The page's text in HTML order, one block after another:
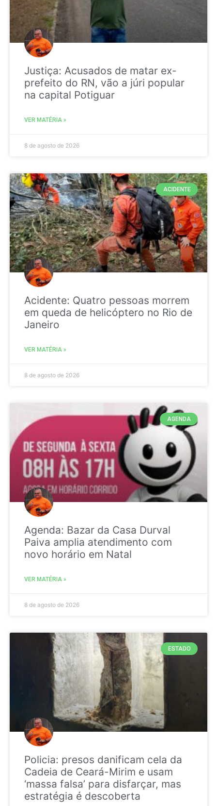
Justiça: Acusados de matar ex-
prefeito do RN, vão a júri popular
na capital Potiguar
VER MATÉRIA »
8 de agosto de 2026
ACIDENTE
Acidente: Quatro pessoas morrem
em queda de helicóptero no Rio de
Janeiro
VER MATÉRIA »
8 de agosto de 2026
AGENDA
Agenda: Bazar da Casa Durval
Paiva amplia atendimento com
novo horário em Natal
VER MATÉRIA »
8 de agosto de 2026
ESTADO
Policia: presos danificam cela da
Cadeia de Ceará-Mirim e usam
‘massa falsa’ para disfarçar, mas
estratégia é descoberta